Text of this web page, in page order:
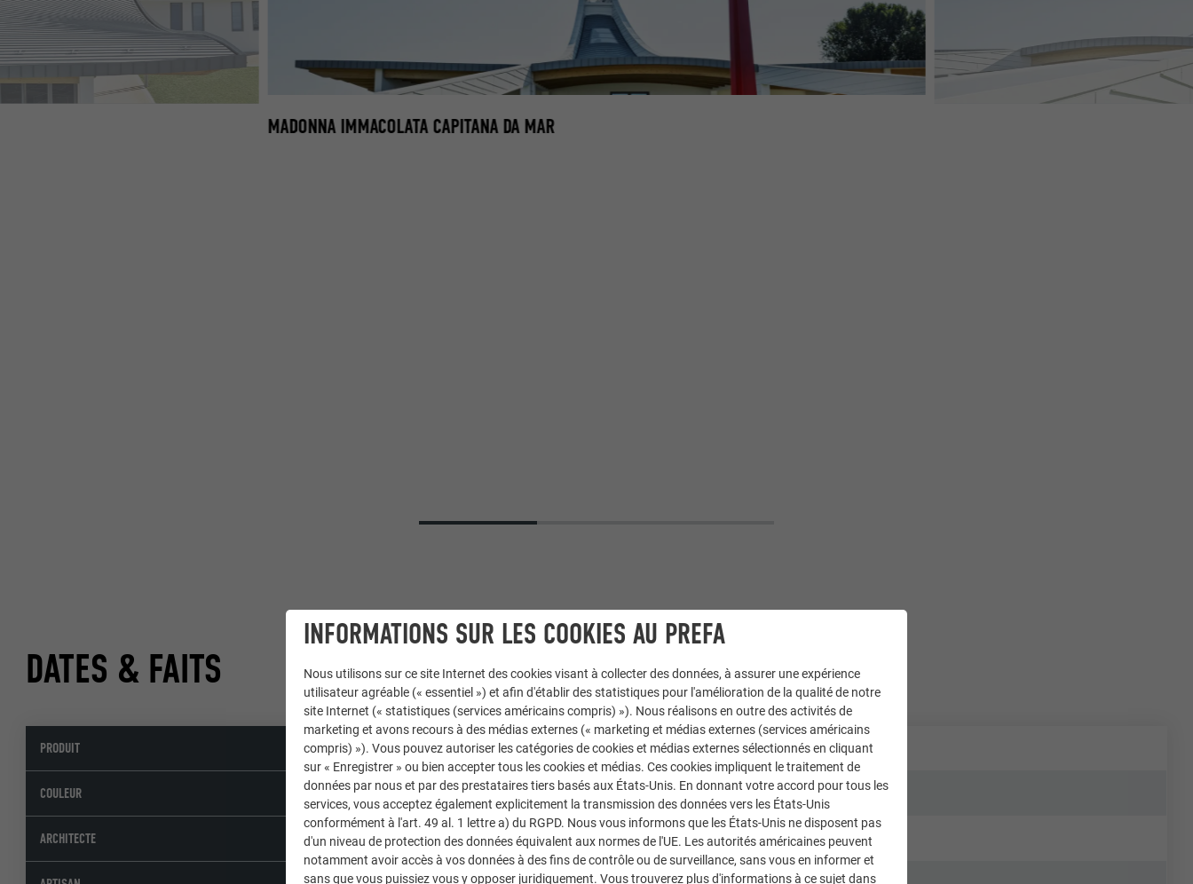
MADONNA IMMACOLATA CAPITANA DA MAR
DATES & FAITS
PRODUIT Toiture PREFALZ,Façade PREFALZ
COULEUR 47 gris quartz
ARCHITECTE Devis Rampazzo, Studio adR
INFORMATIONS SUR LES COOKIES AU PREFA
Nous utilisons sur ce site Internet des cookies visant à collecter des données, à assurer une expérience
utilisateur agréable (« essentiel ») et afin d'établir des statistiques pour l'amélioration de la qualité de notre
site Internet (« statistiques (services américains compris) »). Nous réalisons en outre des activités de
marketing et avons recours à des médias externes (« marketing et médias externes (services américains
compris) »). Vous pouvez autoriser les catégories de cookies et médias externes sélectionnés en cliquant
sur « Enregistrer » ou bien accepter tous les cookies et médias. Ces cookies impliquent le traitement de
données par nous et par des prestataires tiers basés aux États-Unis. En donnant votre accord pour tous les
services, vous acceptez également explicitement la transmission des données vers les États-Unis
conformément à l'art. 49 al. 1 lettre a) du RGPD. Nous vous informons que les États-Unis ne disposent pas
d'un niveau de protection des données équivalent aux normes de l'UE. Les autorités américaines peuvent
notamment avoir accès à vos données à des fins de contrôle ou de surveillance, sans vous en informer et
sans que vous puissiez vous y opposer juridiquement. Vous trouverez plus d'informations à ce sujet dans